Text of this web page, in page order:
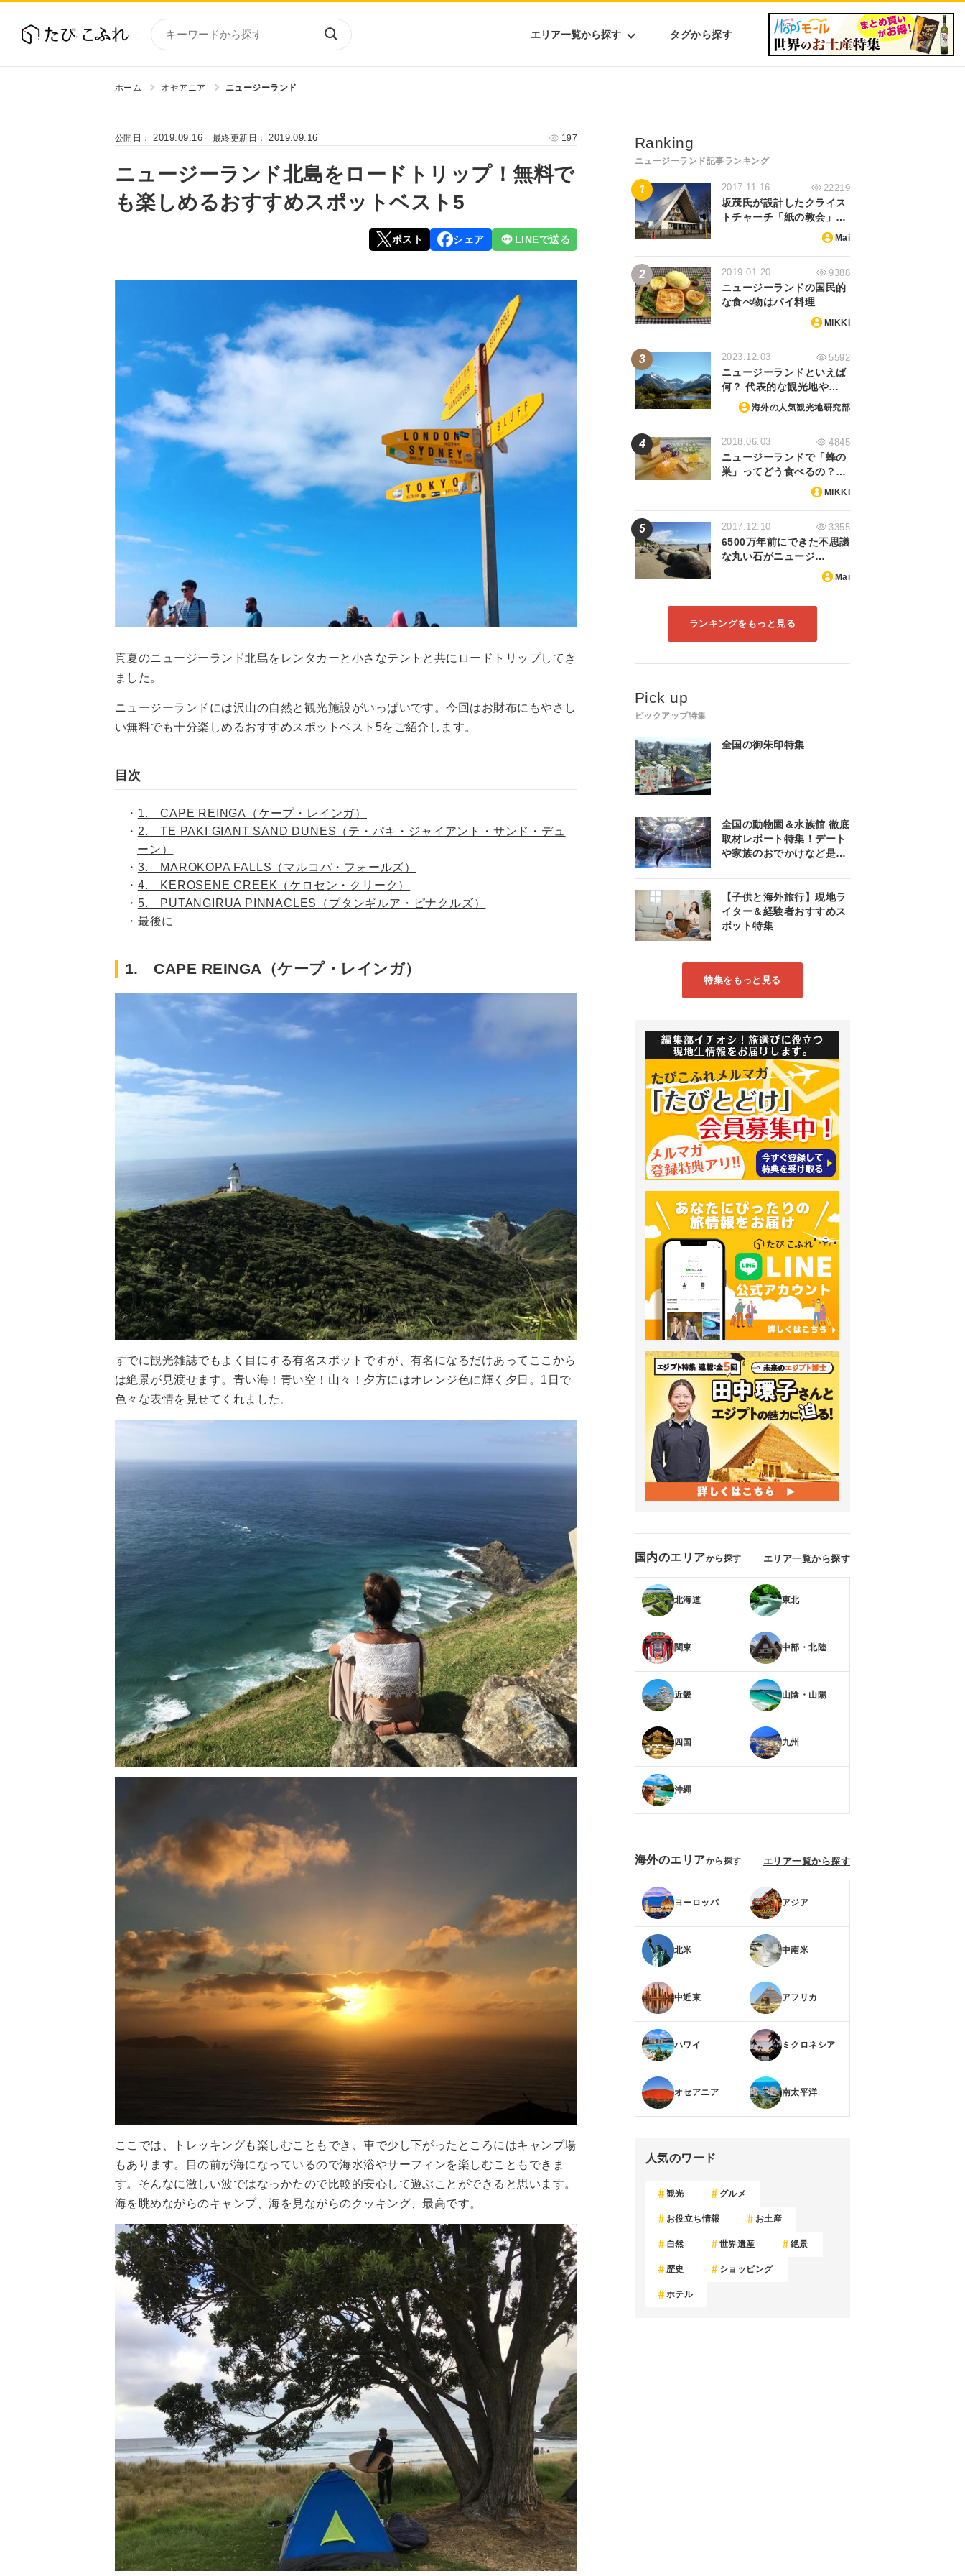
エリア一覧から探す タグから探す
東北
関東
中部・北陸
近畿
四国
九州
沖縄
アジア
中南米
中近東
ハワイ
ミクロネシア
オセアニア
ホーム オセアニア ニュージーランド
公開日：2019.09.16 最終更新日：2019.09.16 197
ニュージーランド北島をロードトリップ！無料で
も楽しめるおすすめスポットベスト5
ポスト シェア LINEで送る
真夏のニュージーランド北島をレンタカーと小さなテントと共にロードトリップしてき
ました。
ニュージーランドには沢山の自然と観光施設がいっぱいです。今回はお財布にもやさし
い無料でも十分楽しめるおすすめスポットベスト5をご紹介します。
目次
1. CAPE REINGA（ケープ・レインガ）
2. TE PAKI GIANT SAND DUNES（テ・パキ・ジャイアント・サンド・デュ
ーン）
3. MAROKOPA FALLS（マルコパ・フォールズ）
4. KEROSENE CREEK（ケロセン・クリーク）
5. PUTANGIRUA PINNACLES（プタンギルア・ピナクルズ）
最後に
1. CAPE REINGA（ケープ・レインガ）
すでに観光雑誌でもよく目にする有名スポットですが、有名になるだけあってここから
は絶景が見渡せます。青い海！青い空！山々！夕方にはオレンジ色に輝く夕日。1日で
色々な表情を見せてくれました。
ここでは、トレッキングも楽しむこともでき、車で少し下がったところにはキャンプ場
もあります。目の前が海になっているので海水浴やサーフィンを楽しむこともできま
す。そんなに激しい波ではなっかたので比較的安心して遊ぶことができると思います。
海を眺めながらのキャンプ、海を見ながらのクッキング、最高です。
Ranking
ニュージーランド記事ランキング
2017.11.16 22219
坂茂氏が設計したクライス
トチャーチ「紙の教会」…
Mai
2019.01.20 9388
ニュージーランドの国民的
な食べ物はパイ料理
MIKKI
2023.12.03 5592
ニュージーランドといえば
何？ 代表的な観光地や…
海外の人気観光地研究部
2018.06.03 4845
ニュージーランドで「蜂の
巣」ってどう食べるの？…
MIKKI
2017.12.10 3355
6500万年前にできた不思議
な丸い石がニュージ…
Mai
ランキングをもっと見る
Pick up
ピックアップ特集
全国の御朱印特集
全国の動物園＆水族館 徹底
取材レポート特集！デート
や家族のおでかけなど是非
【子供と海外旅行】現地ラ
イター＆経験者おすすめス
ポット特集
特集をもっと見る
国内のエリアから探す エリア一覧から探す
北海道 東北
関東 中部・北陸
近畿 山陰・山陽
四国 九州
沖縄
海外のエリアから探す エリア一覧から探す
ヨーロッパ アジア
北米 中南米
中近東 アフリカ
ハワイ ミクロネシア
オセアニア 南太平洋
人気のワード
観光 グルメ
お役立ち情報 お土産
自然 世界遺産 絶景
歴史 ショッピング
ホテル